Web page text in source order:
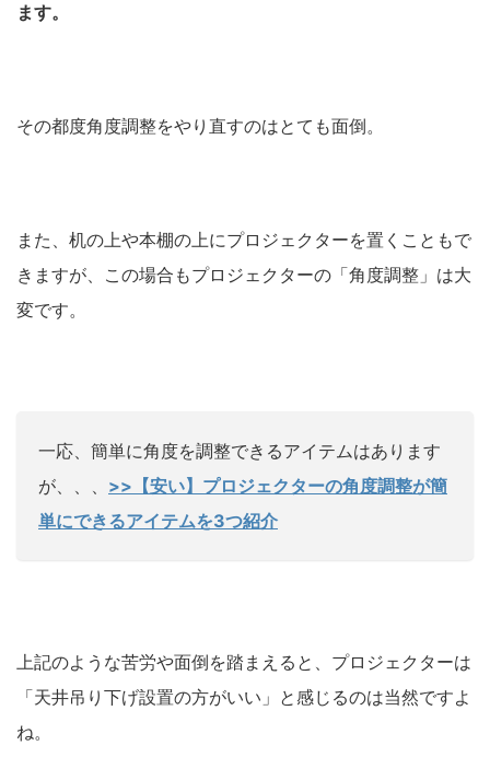
ます。
その都度角度調整をやり直すのはとても面倒。
また、机の上や本棚の上にプロジェクターを置くこともで
きますが、この場合もプロジェクターの「角度調整」は大
変です。
一応、簡単に角度を調整できるアイテムはあります
が、、、 >>【安い】プロジェクターの角度調整が簡
単にできるアイテムを3つ紹介
上記のような苦労や面倒を踏まえると、プロジェクターは
「天井吊り下げ設置の方がいい」と感じるのは当然ですよ
ね。